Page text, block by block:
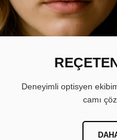
Deneyimli optisyen
camı